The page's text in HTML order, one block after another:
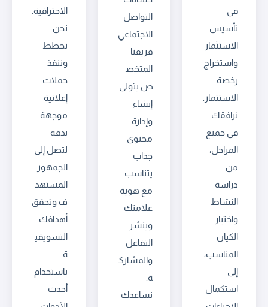
في
تأسيس
الاستثمار
واستخراج
رخصة
الاستثمار.
نرافقك
في جميع
المراحل،
من
دراسة
النشاط
واختيار
الكيان
المناسب،
إلى
استكمال
التواصل
الاجتماعي.
فريقنا
المتخص
ص يتولى
إنشاء
وإدارة
محتوى
جذاب
يتناسب
مع هوية
علامتك
وينشر
التفاعل
والمشارك
ة.
نساعدك
الاحترافية.
نحن
نخطط
وننفذ
حملات
إعلانية
موجهة
بدقة
لتصل إلى
الجمهور
المستهد
ف وتحقق
أهدافك
التسويقي
ة.
باستخدام
أحدث